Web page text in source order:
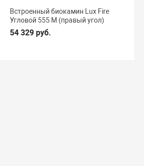
Встроенный биокамин Lux Fire
Угловой 555 М (правый угол)
54 329 руб.